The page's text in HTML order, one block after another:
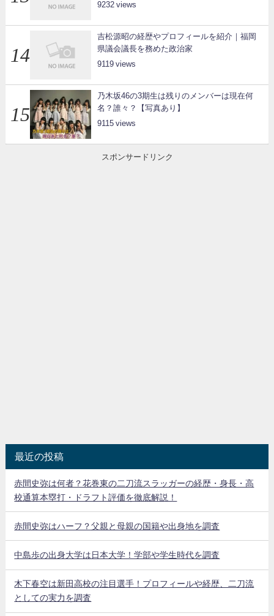
9232
吉松源昭の経歴やプロフィールを紹介｜福岡
県議会議長を務めた政治家
9119
乃木坂46の3期生は残りのメンバーは現在何
名？誰々？【写真あり】
9115
スポンサードリンク
最近の投稿
赤間史弥は何者？花巻東の二刀流スラッガーの経歴・身長・高
校通算本塁打・ドラフト評価を徹底解説！
赤間史弥はハーフ？父親と母親の国籍や出身地を調査
中島歩の出身大学は日本大学！学部や学生時代を調査
木下春空は新田高校の注目選手！プロフィールや経歴、二刀流
としての実力を調査